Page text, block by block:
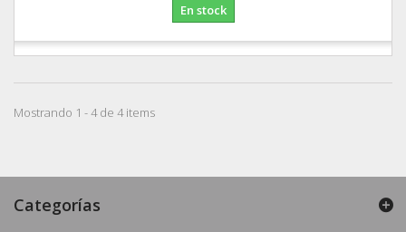
En stock
Mostrando 1 - 4 de 4 items
Categorías